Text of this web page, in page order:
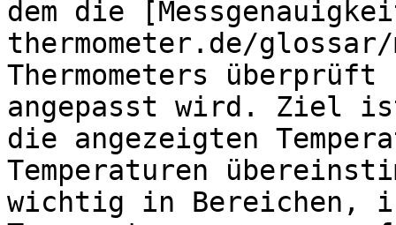
dem die
thermometer.de/
Thermometers überprüft
angepasst wird. Ziel
die angezeigten
Temperaturen
wichtig in Bereichen,